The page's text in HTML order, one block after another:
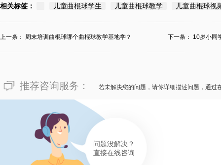
相关标签： 儿童曲棍球学生 儿童曲棍球教学 儿童曲棍球视
上一条： 周末培训曲棍球哪个曲棍球教学基地学？ 下一条： 10岁小同
推荐咨询服务： 若未解决您的问题，请你详细描述问题，通过
问题没解决？
直接在线咨询